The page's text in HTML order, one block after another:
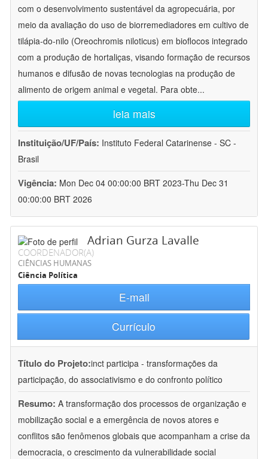
com o desenvolvimento sustentável da agropecuária, por
meio da avaliação do uso de biorremediadores em cultivo de
tilápia-do-nilo (Oreochromis niloticus) em bioflocos integrado
com a produção de hortaliças, visando formação de recursos
humanos e difusão de novas tecnologias na produção de
alimento de origem animal e vegetal. Para obte...
leia mais
Instituição/UF/País: Instituto Federal Catarinense - SC -
Brasil
Vigência: Mon Dec 04 00:00:00 BRT 2023-Thu Dec 31
00:00:00 BRT 2026
Adrian Gurza Lavalle
COORDENADOR(A)
CIÊNCIAS HUMANAS
Ciência Política
E-mail
Currículo
Título do Projeto:inct participa - transformações da
participação, do associativismo e do confronto político
Resumo: A transformação dos processos de organização e
mobilização social e a emergência de novos atores e
conflitos são fenômenos globais que acompanham a crise da
democracia, o crescimento da vulnerabilidade social